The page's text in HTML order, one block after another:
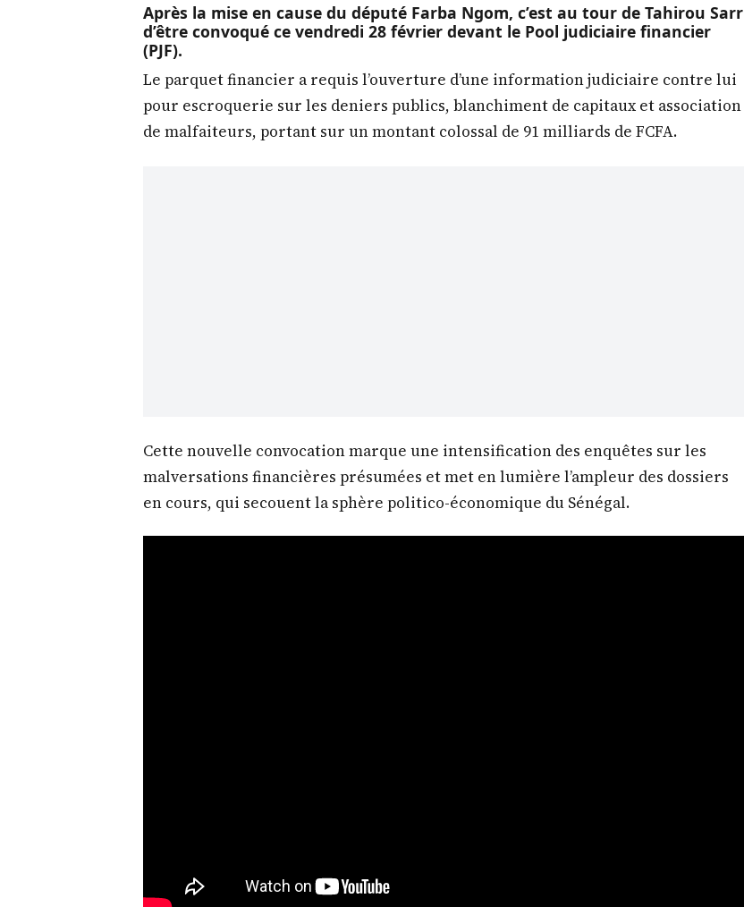
Après la mise en cause du député Farba Ngom, c’est au tour de Tahirou Sarr
d’être convoqué ce vendredi 28 février devant le Pool judiciaire financier
(PJF).
Le parquet financier a requis l’ouverture d’une information judiciaire contre lui
pour escroquerie sur les deniers publics, blanchiment de capitaux et association
de malfaiteurs, portant sur un montant colossal de 91 milliards de FCFA.
Cette nouvelle convocation marque une intensification des enquêtes sur les
malversations financières présumées et met en lumière l’ampleur des dossiers
en cours, qui secouent la sphère politico-économique du Sénégal.